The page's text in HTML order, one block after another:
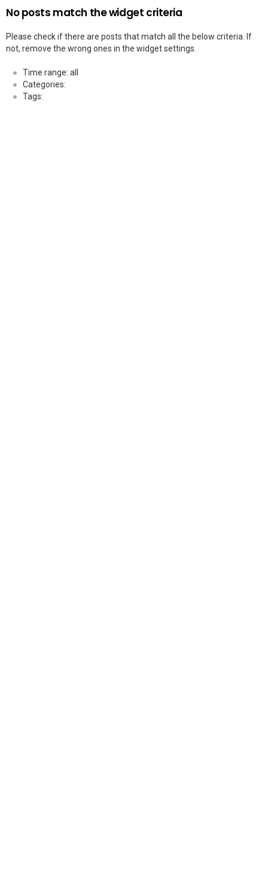
No posts match the widget criteria
Please check if there are posts that match all the below criteria. If
not, remove the wrong ones in the widget settings.
Time range: all
Categories:
Tags: